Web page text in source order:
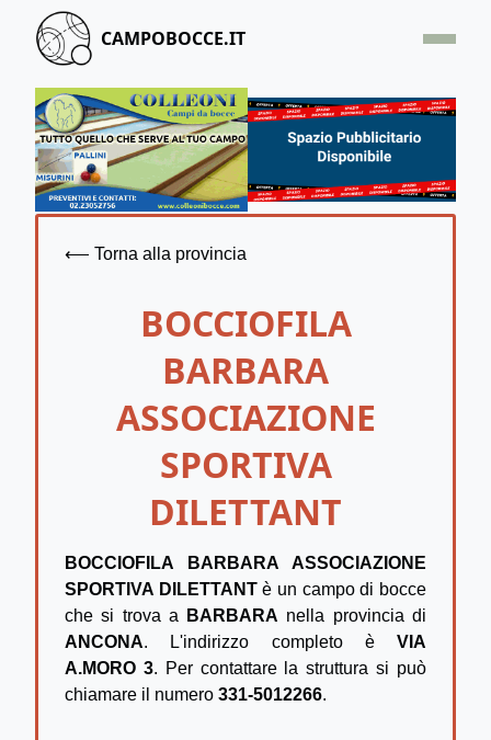
CAMPOBOCCE.IT
HOME
OFFERTA
SEGNALA UN CAMPO
⟵ Torna alla provincia
BOCCIOFILA
BARBARA
ASSOCIAZIONE
SPORTIVA
DILETTANT
BOCCIOFILA BARBARA ASSOCIAZIONE
SPORTIVA DILETTANTè un campo di bocce
che si trova a
BARBARA nella provincia di
ANCONA. L'indirizzo completo è VIA
A.MORO 3. Per contattare la struttura si può
chiamare il numero 331-5012266.